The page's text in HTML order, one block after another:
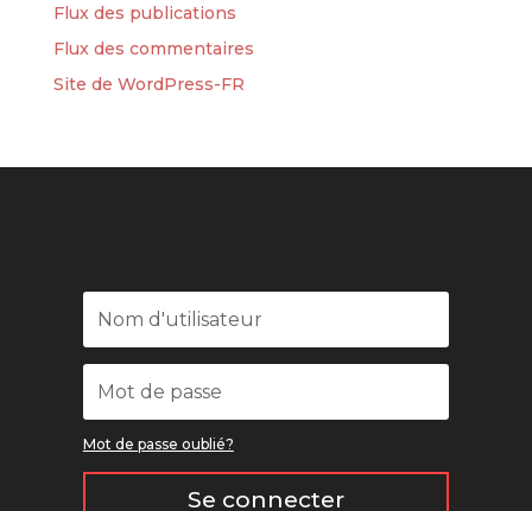
Flux des publications
Flux des commentaires
Site de WordPress-FR
Mot de passe oublié?
Se connecter